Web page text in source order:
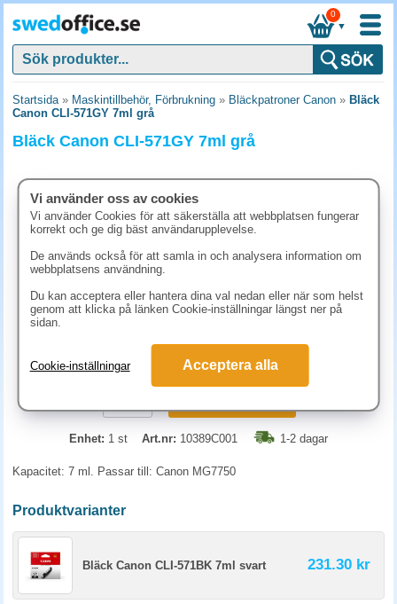
▼
0
Startsida» Maskintillbehör, Förbrukning » Bläckpatroner Canon » Bläck
Canon CLI-571GY 7ml grå
Bläck Canon CLI-571GY 7ml grå
236.30 kr (inkl. moms)
Enhet: 1 st Art.nr: 10389C001 1-2 dagar
Kapacitet: 7 ml. Passar till: Canon MG7750
Produktvarianter
Bläck Canon CLI-571BK 7ml svart 231.30 kr
Vi använder oss av cookies
Vi använder Cookies för att säkerställa att webbplatsen fungerar
korrekt och ge dig bäst användarupplevelse.
De används också för att samla in och analysera information om
webbplatsens användning.
Du kan acceptera eller hantera dina val nedan eller när som helst
genom att klicka på länken Cookie-inställningar längst ner på
sidan.
Cookie-inställningar Acceptera alla